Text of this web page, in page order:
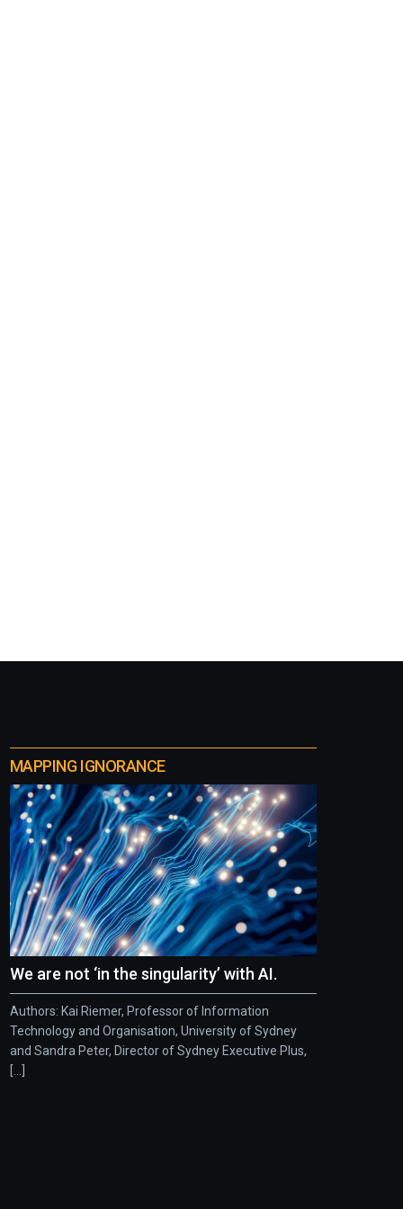
MAPPING IGNORANCE
We are not ‘in the singularity’ with AI.
Authors: Kai Riemer, Professor of Information
Technology and Organisation, University of Sydney
and Sandra Peter, Director of Sydney Executive Plus,
[...]